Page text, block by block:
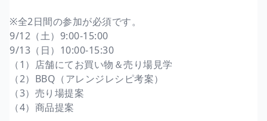
※全2日間の参加が必須です。
9/12（土）9:00-15:00
9/13（日）10:00-15:30
（1）店舗にてお買い物＆売り場見学
（2）BBQ（アレンジレシピ考案）
（3）売り場提案
（4）商品提案